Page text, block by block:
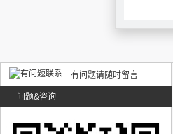
有问题请随时留言
问题&咨询